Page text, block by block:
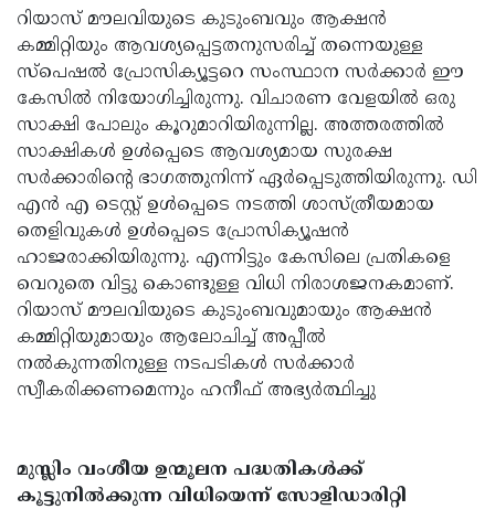
റിയാസ് മൗലവിയുടെ കുടുംബവും ആക്ഷൻ
കമ്മിറ്റിയും ആവശ്യപ്പെട്ടതനുസരിച്ച് തന്നെയുള്ള
സ്പെഷൽ പ്രോസിക്യൂട്ടറെ സംസ്ഥാന സർക്കാർ ഈ
കേസിൽ നിയോഗിച്ചിരുന്നു. വിചാരണ വേളയിൽ ഒരു
സാക്ഷി പോലും കൂറുമാറിയിരുന്നില്ല. അത്തരത്തിൽ
സാക്ഷികൾ ഉൾപ്പെടെ ആവശ്യമായ സുരക്ഷ
സർക്കാരിന്റെ ഭാഗത്തുനിന്ന് ഏർപ്പെടുത്തിയിരുന്നു. ഡി
എൻ എ ടെസ്റ്റ് ഉൾപ്പെടെ നടത്തി ശാസ്ത്രീയമായ
തെളിവുകൾ ഉൾപ്പെടെ പ്രോസിക്യൂഷൻ
ഹാജരാക്കിയിരുന്നു. എന്നിട്ടും കേസിലെ പ്രതികളെ
വെറുതെ വിട്ടു കൊണ്ടുള്ള വിധി നിരാശജനകമാണ്.
റിയാസ് മൗലവിയുടെ കുടുംബവുമായും ആക്ഷൻ
കമ്മിറ്റിയുമായും ആലോചിച്ച് അപ്പീൽ
നൽകുന്നതിനുള്ള നടപടികൾ സർക്കാർ
സ്വീകരിക്കണമെന്നും ഹനീഫ് അഭ്യർത്ഥിച്ചു
മുസ്ലിം വംശീയ ഉന്മൂലന പദ്ധതികൾക്ക്
കൂട്ടുനിൽക്കുന്ന വിധിയെന്ന് സോളിഡാരിറ്റി